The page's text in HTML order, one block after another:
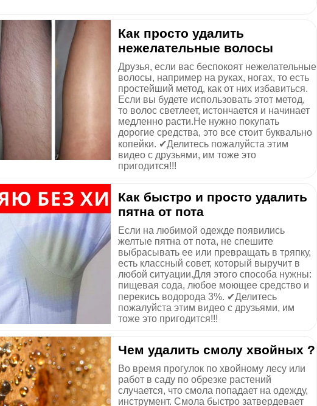
Как просто удалить
нежелательные волосы
Друзья, если вас беспокоят нежелательные
волосы, например на руках, ногах, то есть
простейший метод, как от них избавиться.
Если вы будете использовать этот метод,
то волос светлеет, истончается и начинает
медленно расти.Не нужно покупать
дорогие средства, это все стоит буквально
копейки. ✔Делитесь пожалуйста этим
видео с друзьями, им тоже это
пригодится!!!
Как быстро и просто удалить
пятна от пота
Если на любимой одежде появились
желтые пятна от пота, не спешите
выбрасывать ее или превращать в тряпку,
есть классный совет, который выручит в
любой ситуации.Для этого способа нужны:
пищевая сода, любое моющее средство и
перекись водорода 3%. ✔Делитесь
пожалуйста этим видео с друзьями, им
тоже это пригодится!!!
Чем удалить смолу хвойных ?
Во время прогулок по хвойному лесу или
работ в саду по обрезке растений
случается, что смола попадает на одежду,
инструмент. Смола быстро затвердевает